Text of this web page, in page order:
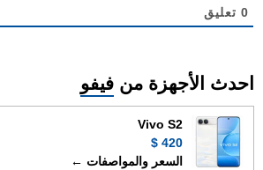
0 تعليق
احدث الأجهزة من فيفو
Vivo S2
420 $
السعر والمواصفات ←